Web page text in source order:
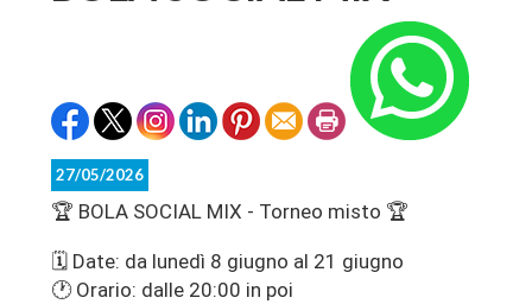
27/05/2026
🏆 BOLA SOCIAL MIX - Torneo misto 🏆
🗓️ Date: da lunedì 8 giugno al 21 giugno
🕐 Orario: dalle 20:00 in poi